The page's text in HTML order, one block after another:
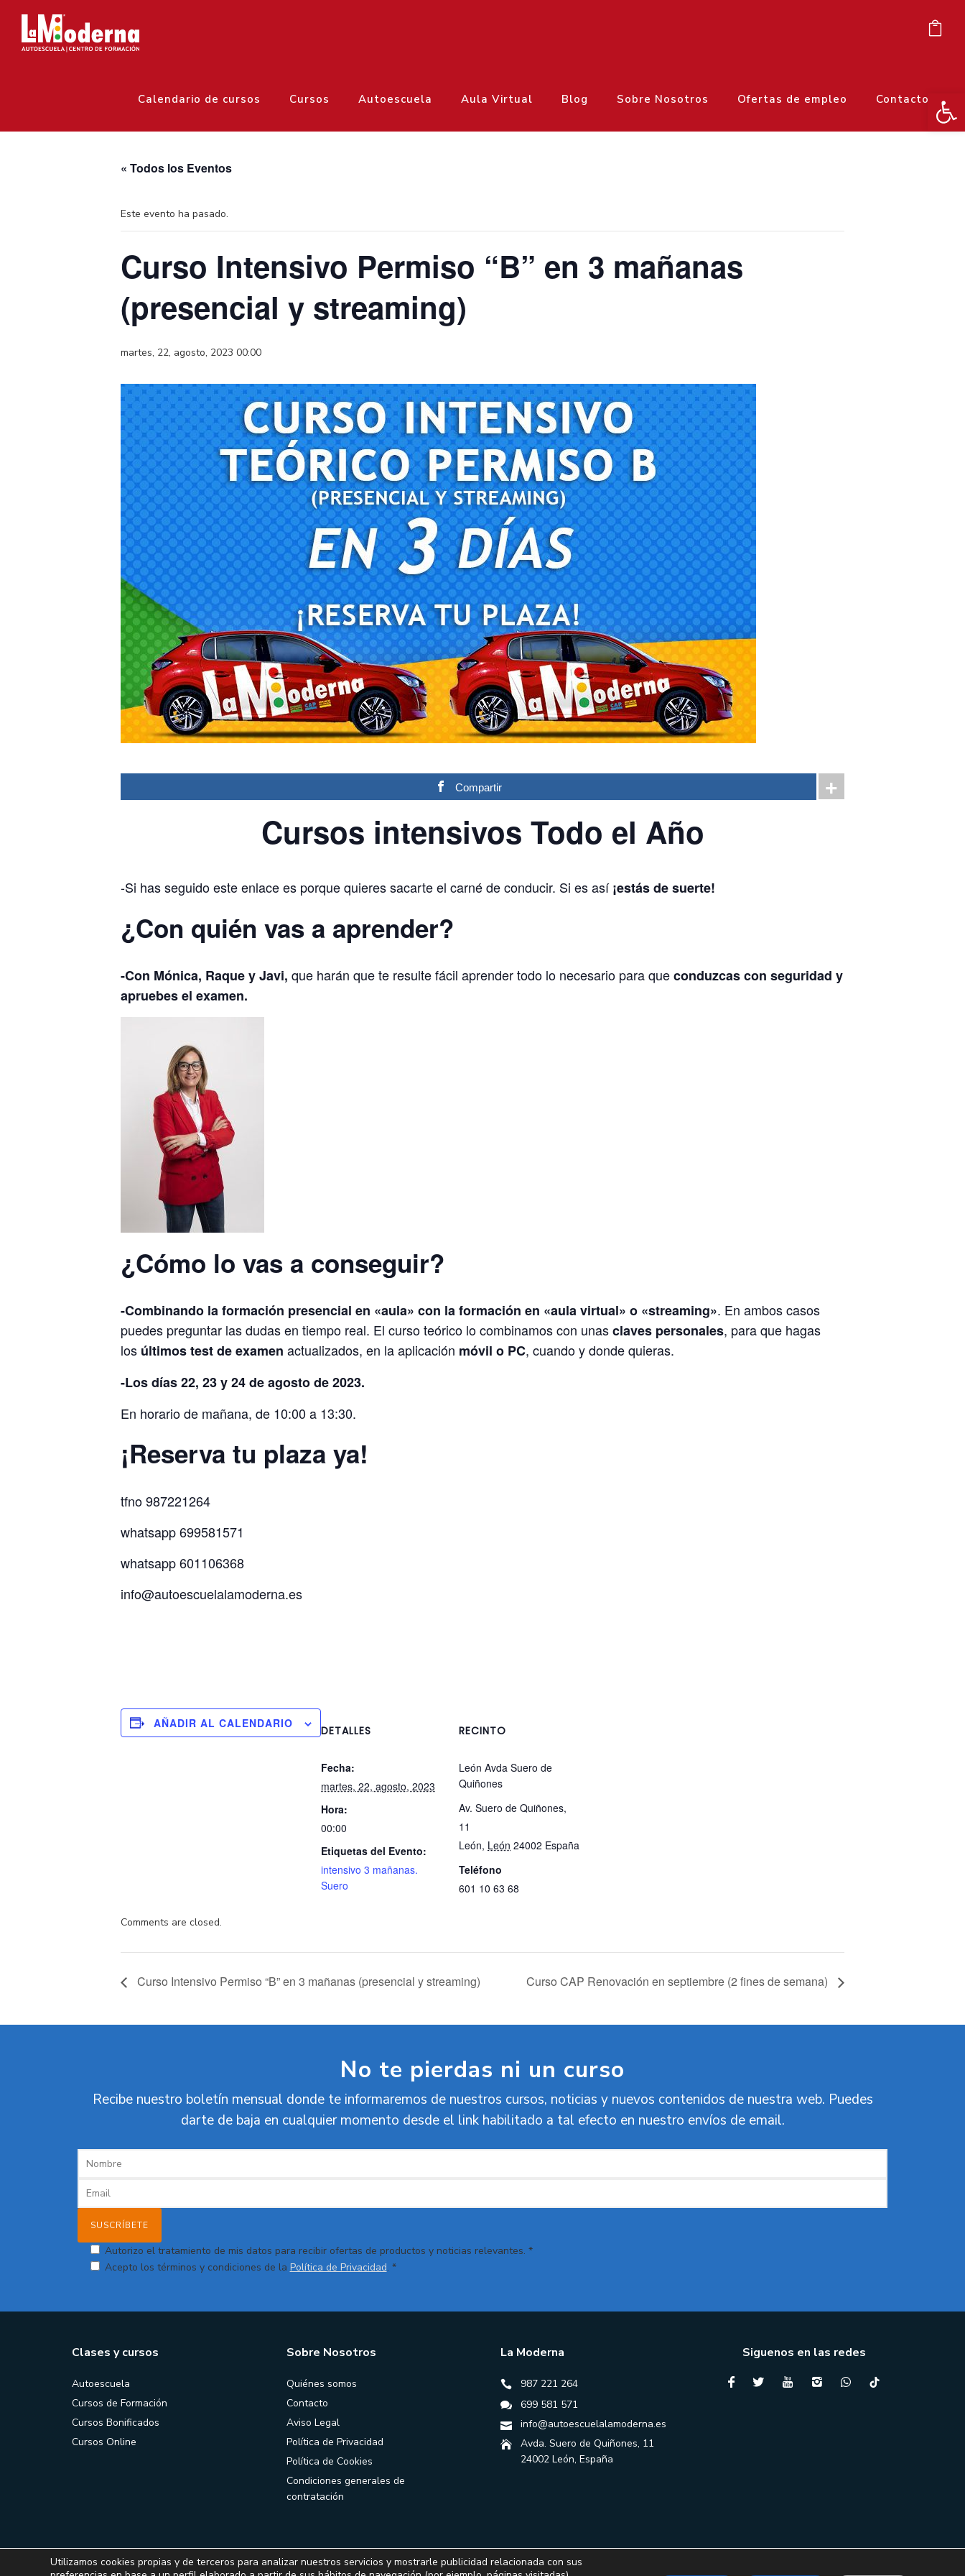
Calendario de cursos Cursos Autoescuela Aula Virtual Blog Sobre Nosotros Ofertas de empleo Contacto
« Todos los Eventos
Este evento ha pasado.
Curso Intensivo Permiso “B” en 3 mañanas
(presencial y streaming)
martes, 22, agosto, 2023 00:00
Compartir
Cursos intensivos Todo el Año
-Si has seguido este enlace es porque quieres sacarte el carné de conducir. Si es así¡estás de suerte!
¿Con quién vas a aprender?
-Con Mónica, Raque y Javi, que harán que te resulte fácil aprender todo lo necesario para queconduzcas con seguridad y
apruebes el examen.
¿Cómo lo vas a conseguir?
-Combinando la formación presencial en «aula» con la formación en «aula virtual» o «streaming». En ambos casos
puedes preguntar las dudas en tiempo real. El curso teórico lo combinamos con unasclaves personales, para que hagas
los últimos test de examen actualizados, en la aplicación móvil o PC, cuando y donde quieras.
-Los días 22, 23 y 24 de agosto de 2023.
En horario de mañana, de 10:00 a 13:30.
¡Reserva tu plaza ya!
tfno 987221264
whatsapp 699581571
whatsapp 601106368
info@autoescuelalamoderna.es
AÑADIR AL CALENDARIO
DETALLES
Fecha:
martes, 22, agosto, 2023
Hora:
00:00
Etiquetas del Evento:
intensivo 3 mañanas.
Suero
RECINTO
León Avda Suero de
Quiñones
Av. Suero de Quiñones,
11
León, León 24002 España
Teléfono
601 10 63 68
Comments are closed.
Curso Intensivo Permiso “B” en 3 mañanas (presencial y streaming) Curso CAP Renovación en septiembre (2 fines de semana)
No te pierdas ni un curso
Recibe nuestro boletín mensual donde te informaremos de nuestros cursos, noticias y nuevos contenidos de nuestra web. Puedes
darte de baja en cualquier momento desde el link habilitado a tal efecto en nuestro envíos de email.
Autorizo el tratamiento de mis datos para recibir ofertas de productos y noticias relevantes. *
Acepto los términos y condiciones de la Política de Privacidad. *
Clases y cursos
Autoescuela
Cursos de Formación
Cursos Bonificados
Cursos Online
Sobre Nosotros
Quiénes somos
Contacto
Aviso Legal
Política de Privacidad
Política de Cookies
Condiciones generales de
contratación
La Moderna
987 221 264
699 581 571
info@autoescuelalamoderna.es
Avda. Suero de Quiñones, 11
24002 León, España
Siguenos en las redes
Utilizamos cookies propias y de terceros para analizar nuestros servicios y mostrarle publicidad relacionada con sus